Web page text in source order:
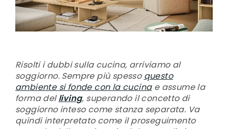
Risolti i dubbi sulla cucina, arriviamo al
soggiorno. Sempre più spesso questo
ambiente si fonde con la cucinae assume la
forma delliving, superando il concetto di
soggiorno inteso come stanza separata. Va
quindi interpretato come il proseguimento